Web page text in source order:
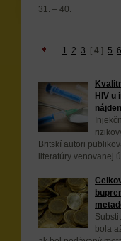
31. – 40.
1 2 3 [ 4 ] 5 6
HIV u
Britskí autori
literatúry venovanej
bola